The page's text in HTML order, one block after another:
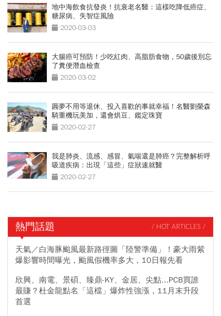
地中海飲食抗發炎！抗衰老名醫：這樣吃降低癌症、
糖尿病、失智症風險
2020-03-03
大腸癌可預防！少吃紅肉、高脂肪食物，50歲後別忘
了糞便潛血檢查
2020-03-02
圓夢不用等退休、投入喜歡的事就幸福！名醫劉榮森
騎重機玩美加，還會烘豆、鑑定珠寶
2020-02-27
我是肺炎、流感、感冒、氣喘還是肺癌？完整解析呼
吸道疾病：出現「這些」症狀速就醫
2020-02-27
熱門話題 / HOT ARTICLES /
天氣／白海豚颱風最新路徑圖「陸警準備」！豪大雨紫
爆影響時間曝光，颱風假機率多大，10日報先看
欣興、南電、景碩、臻鼎-KY、金居、尖點...PCB買誰
最賺？杜金龍點名「這檔」爆炸性強漲，11月末升段
首選